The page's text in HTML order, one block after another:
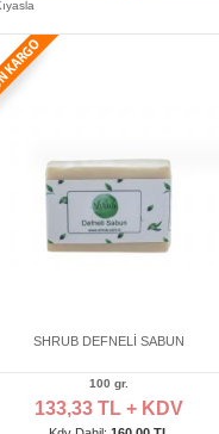
SHRUB DEFNELİ SABUN
100 gr.
133,33 TL + KDV